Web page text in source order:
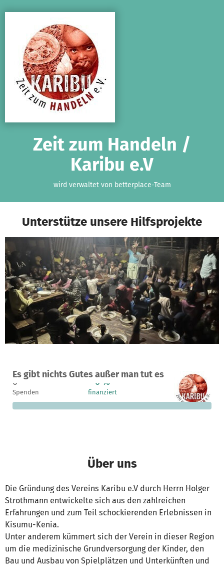
Zeit zum Handeln /
Karibu e.V
wird verwaltet von betterplace-Team
Unterstütze unsere Hilfsprojekte
Es gibt nichts Gutes außer man tut es
Ein Projekt in Kisumu, Kenia
0
Spenden
0 %
finanziert
5.000 €
fehlen noch
Über uns
Die Gründung des Vereins Karibu e.V durch Herrn Holger
Strothmann entwickelte sich aus den zahlreichen
Erfahrungen und zum Teil schockierenden Erlebnissen in
Kisumu-Kenia.
Unter anderem kümmert sich der Verein in dieser Region
um die medizinische Grundversorgung der Kinder, den
Bau und Ausbau von Spielplätzen und Unterkünften und